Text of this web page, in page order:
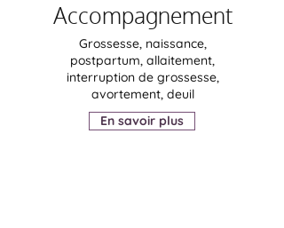
Accompagnement
Grossesse, naissance,
postpartum, allaitement,
interruption de grossesse,
avortement, deuil
En savoir plus